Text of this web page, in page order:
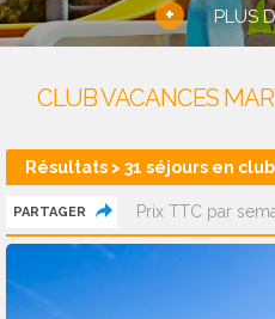
+ PLUS
CLUB VACANCES
Résultats > 31 séjours en
PARTAGER Prix TTC par